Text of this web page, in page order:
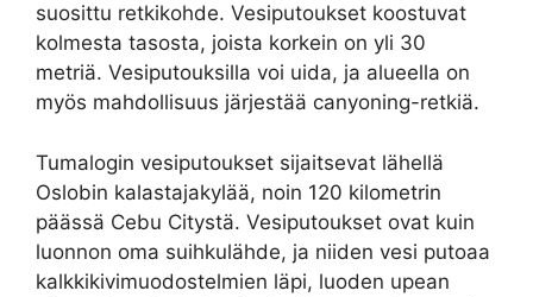
suosittu retkikohde. Vesiputoukset koostuvat
kolmesta tasosta, joista korkein on yli 30
metriä. Vesiputouksilla voi uida, ja alueella on
myös mahdollisuus järjestää canyoning-retkiä.
Tumalogin vesiputoukset sijaitsevat lähellä
Oslobin kalastajakylää, noin 120 kilometrin
päässä Cebu Citystä. Vesiputoukset ovat kuin
luonnon oma suihkulähde, ja niiden vesi putoaa
kalkkikivimuodostelmien läpi, luoden upean